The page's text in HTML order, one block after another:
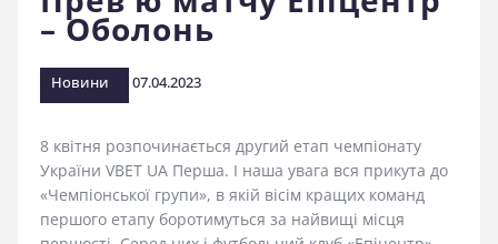
стадіоні
– Оболонь
Новини 07.04.2023
8 квітня розпочинається другий етап чемпіонату
України VBET UA Перша. І наша увага вся прикута до
«Чемпіонської групи», в якій вісім кращих команд
першого етапу боротимуться за найвищі місця